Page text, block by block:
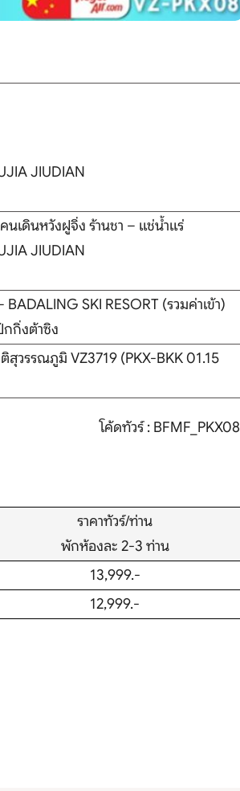
JIUDIAN
เดินหวังฝูจิ่ง ร้านชา – แช่น้ำแร่
JIUDIAN
SKI RESORT (รวมค่าเข้า)
กิ่งต้าซิง
วรรณภูมิ VZ3719 (PKX-BKK 01.15
โค้ดทัวร์ : BFMF_PKX08
ราคาทัวร์/ท่าน
พักห้องละ 2-3 ท่าน
13,999.-
12,999.-